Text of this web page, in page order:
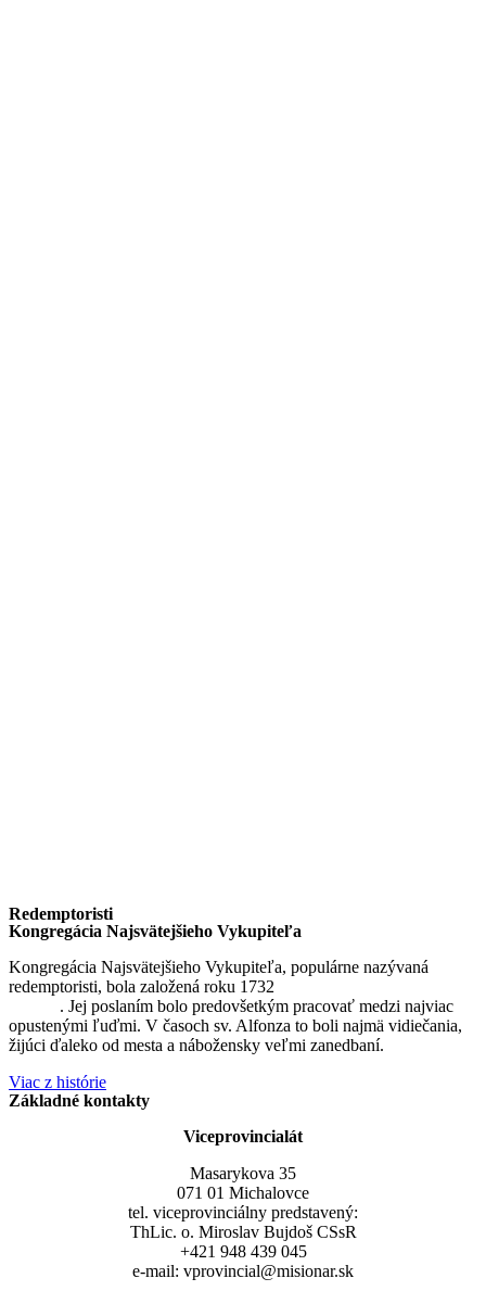
Redemptoristi
Kongregácia Najsvätejšieho Vykupiteľa
Kongregácia Najsvätejšieho Vykupiteľa, populárne nazývaná
redemptoristi, bola založená roku 1732
. Jej poslaním bolo predovšetkým pracovať medzi najviac
opustenými ľuďmi. V časoch sv. Alfonza to boli najmä vidiečania,
žijúci ďaleko od mesta a nábožensky veľmi zanedbaní.
Viac z histórie
Základné kontakty
Viceprovincialát
Masarykova 35
071 01 Michalovce
tel. viceprovinciálny predstavený:
ThLic. o. Miroslav Bujdoš CSsR
+421 948 439 045
e-mail: vprovincial@misionar.sk